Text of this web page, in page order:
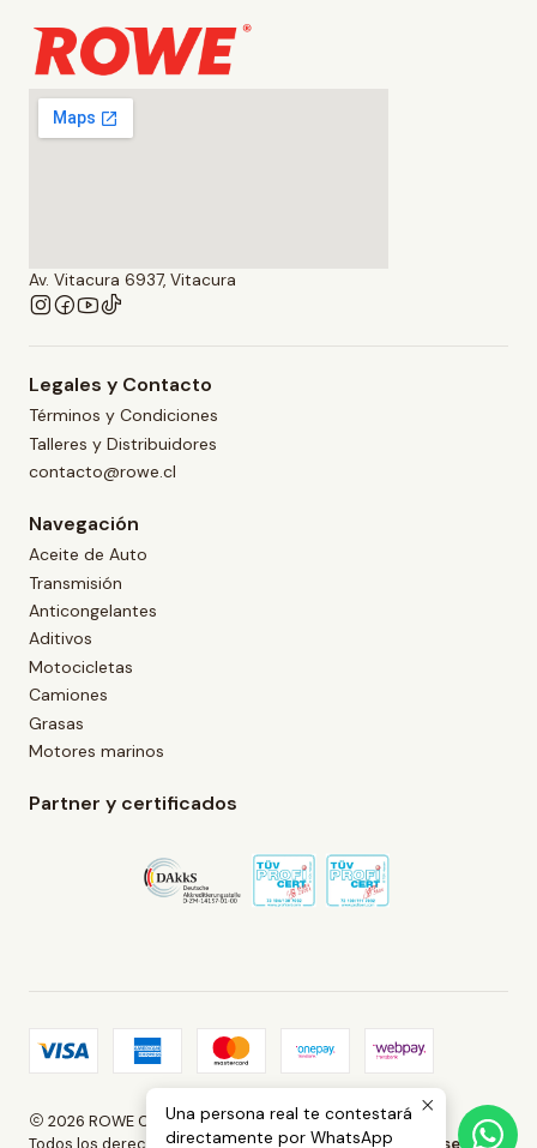
Av. Vitacura 6937, Vitacura
Legales y Contacto
Términos y Condiciones
Talleres y Distribuidores
contacto@rowe.cl
Navegación
Aceite de Auto
Transmisión
Anticongelantes
Aditivos
Motocicletas
Camiones
Grasas
Motores marinos
Partner y certificados
2026 ROWE Chile.Una persona real te contestará
directamente por WhatsApp